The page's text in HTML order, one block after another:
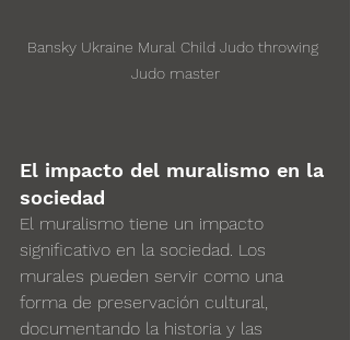
Bansky Ukraine Mural Child Judo throwing
Judo master
El impacto del muralismo en la
sociedad
El muralismo tiene un impacto
significativo en la sociedad. Los
murales pueden servir como una
forma de preservación cultural,
documentando la historia y las